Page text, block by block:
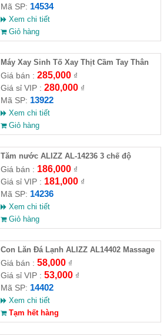
Mã SP: 14534
Xem chi tiết
Giỏ hàng
Máy Xay Sinh Tố Xay Thịt Cầm Tay Thân
Inox 1000W ALIZZ AL-9001C
Giá bán : 285,000₫
Giá sỉ VIP : 280,000₫
Mã SP: 13922
Xem chi tiết
Giỏ hàng
Tăm nước ALIZZ AL-14236 3 chế độ
Giá bán : 186,000₫
Giá sỉ VIP : 181,000₫
Mã SP: 14236
Xem chi tiết
Giỏ hàng
Con Lăn Đá Lạnh ALIZZ AL14402 Massage
Da Mặt
Giá bán : 58,000₫
Giá sỉ VIP : 53,000₫
Mã SP: 14402
Xem chi tiết
Tạm hết hàng